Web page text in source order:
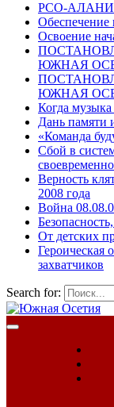
РСО-
Обеспечение
Освоение
ЮЖНАЯ
ЮЖНАЯ
Когда музыка
Дань памяти
«Команда
Сбой в
Верность
2008 года
Война
От детских
Героическая
захватчиков
Search for: